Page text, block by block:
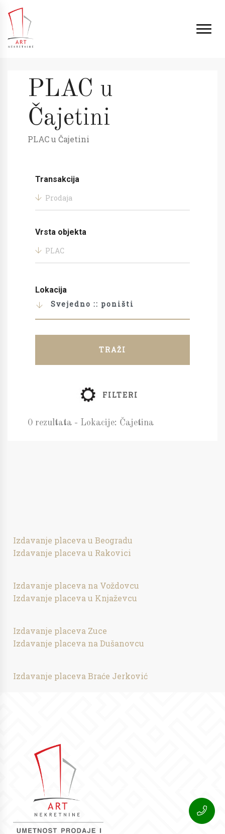
PLAC u
Čajetini
PLAC u Čajetini
Transakcija
Prodaja
Vrsta objekta
PLAC
Lokacija
Svejedno :: poništi
TRAŽI
FILTERI
0 rezultata - Lokacije: Čajetina
Izdavanje placeva u Beogradu
Izdavanje placeva u Rakovici
Izdavanje placeva na Voždovcu
Izdavanje placeva u Knjaževcu
Izdavanje placeva Zuce
Izdavanje placeva na Dušanovcu
Izdavanje placeva Braće Jerković